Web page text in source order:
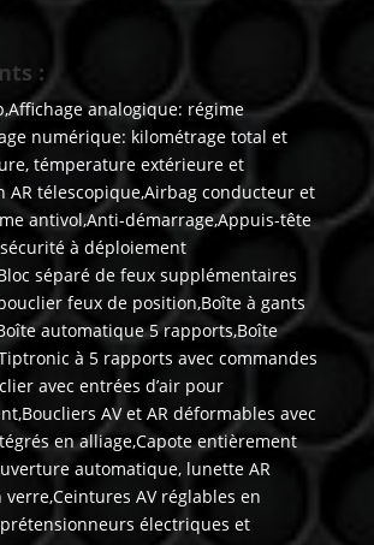
:
analogique: régime
numérique: kilométrage total et
témperature extérieure et
AR télescopique,Airbag conducteur et
antivol,Anti-démarrage,Appuis-tête
à déploiement
séparé de feux supplémentaires
feux de position,Boîte à gants
automatique 5 rapports,Boîte
à 5 rapports avec commandes
avec entrées d’air pour
AV et AR déformables avec
en alliage,Capote entièrement
automatique, lunette AR
AV réglables en
électriques et